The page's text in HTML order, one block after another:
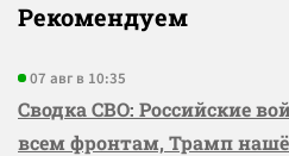
Рекомендуем
07 авг в 10:35
Сводка СВО: Российские
всем фронтам, Трамп